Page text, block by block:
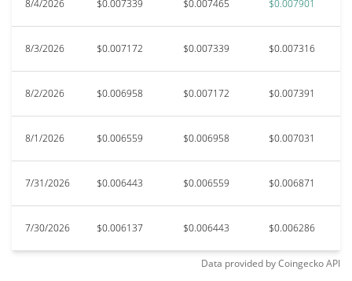
8/4/2026 $0.007339 $0.007465 $0.007901
8/3/2026 $0.007172 $0.007339 $0.007316
8/2/2026 $0.006958 $0.007172 $0.007391
8/1/2026 $0.006559 $0.006958 $0.007031
7/31/2026 $0.006443 $0.006559 $0.006871
7/30/2026 $0.006137 $0.006443 $0.006286
Data provided byCoingeckoAPI